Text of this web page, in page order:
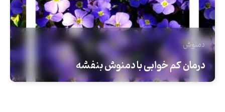
دمنوش
درمان کم خوابی با دمنوش بنفشه